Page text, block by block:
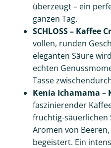
überzeugt – ein
ganzen Tag.
SCHLOSS – Kaffee
vollen, runden
eleganten Säure
echten
Tasse
Kenia Ichamama –
faszinierender
fruchtig-säuerlichen
Aromen von
begeistert. Ein